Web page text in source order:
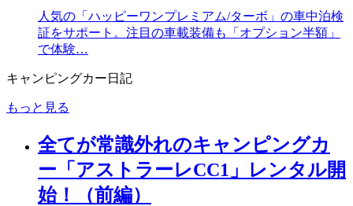
人気の「ハッピーワンプレミアム/ターボ」の車中泊検
証をサポート。注目の車載装備も「オプション半額」
で体験…
キャンピングカー日記
もっと見る
全てが常識外れのキャンピングカ
ー「アストラーレCC1」レンタル開
始！（前編）